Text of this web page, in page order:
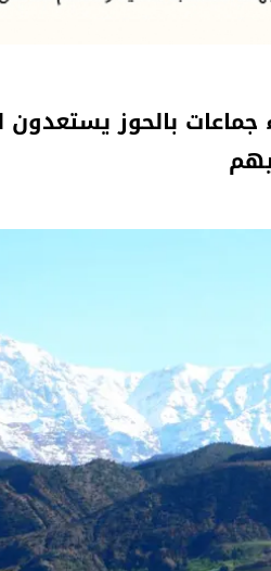
جماعات بالحوز